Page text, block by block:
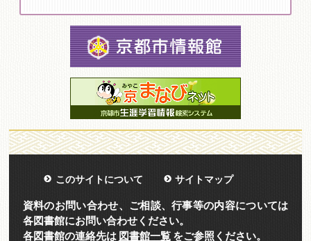
このサイトについて サイトマップ
資料のお問い合わせ、ご相談、行事等の内容については
各図書館にお問い合わせください。
各図書館の連絡先は 図書館一覧をご参照ください。